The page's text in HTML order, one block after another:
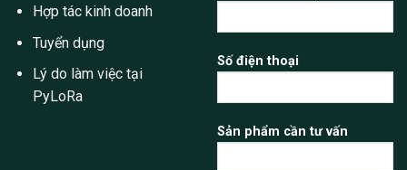
Hợp tác kinh doanh
Tuyển dụng
Lý do làm việc tại
PyLoRa
Số điện thoại
Sản phẩm cần tư vấn